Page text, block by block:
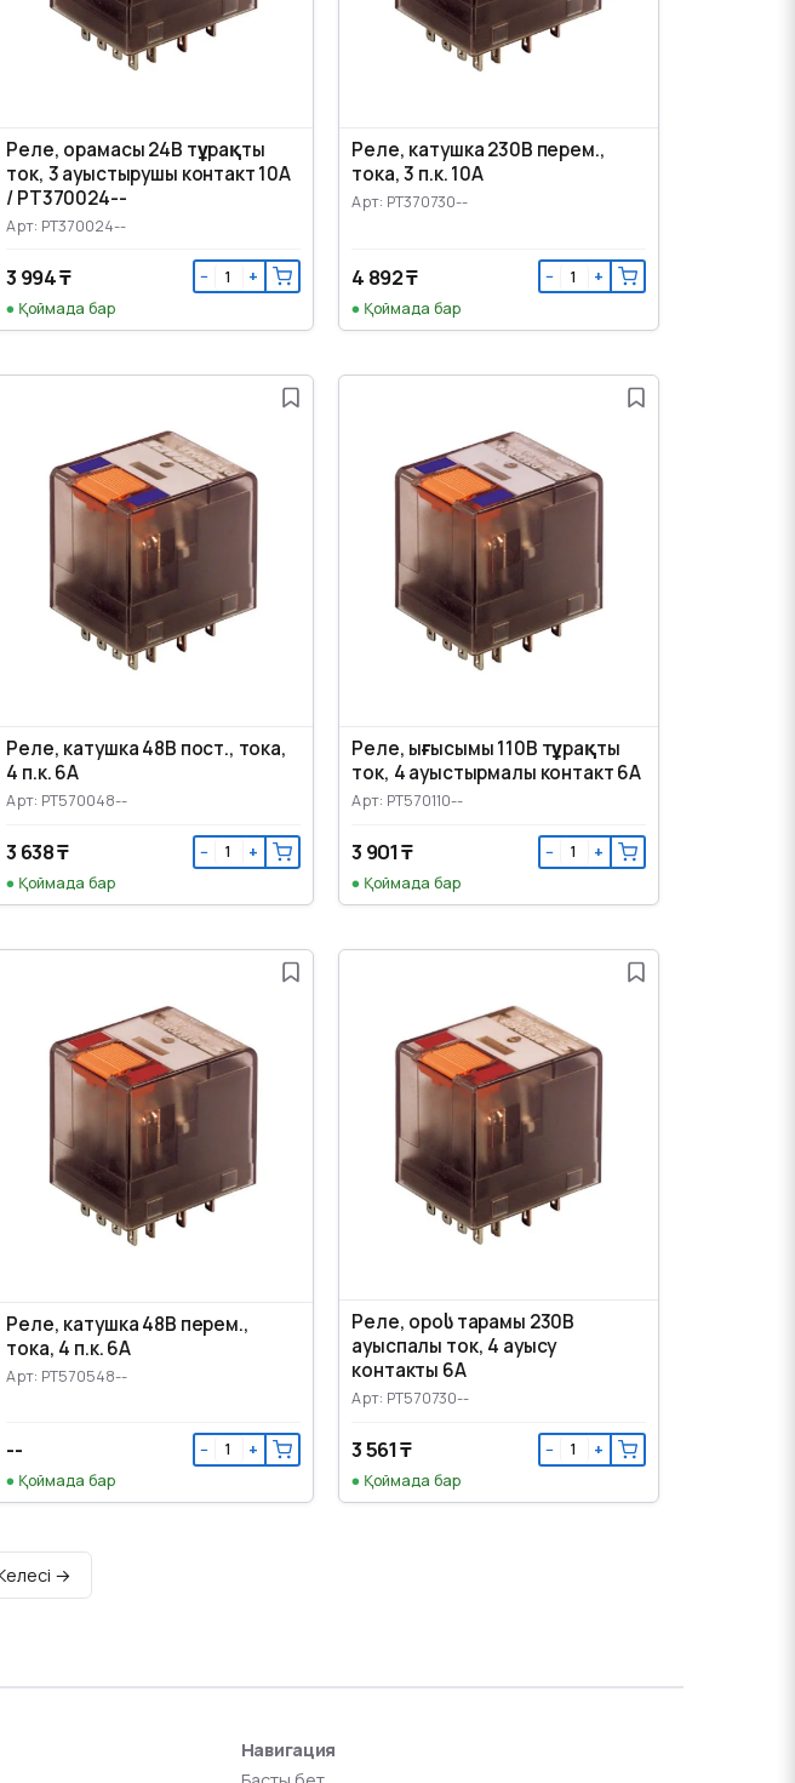
Реле, орамасы 24В тұрақты
ток, 3 ауыстырушы контакт 10А
/ PT370024--
Арт: PT370024--
3 994 ₸ − +
Қоймада бар
Реле, катушка 230В перем.,
тока, 3 п.к. 10А
Арт: PT370730--
4 892 ₸ − +
Қоймада бар
Реле, катушка 48В пост., тока,
4 п.к. 6А
Арт: PT570048--
3 638 ₸ − +
Қоймада бар
Реле, ығысымы 110В тұрақты
ток, 4 ауыстырмалы контакт 6А
Арт: PT570110--
3 901 ₸ − +
Қоймада бар
Реле, катушка 48В перем.,
тока, 4 п.к. 6А
Арт: PT570548--
-- − +
Қоймада бар
Реле, ороს тарамы 230В
ауыспалы ток, 4 ауысу
контакты 6А
Арт: PT570730--
3 561 ₸ − +
Қоймада бар
→
Навигация